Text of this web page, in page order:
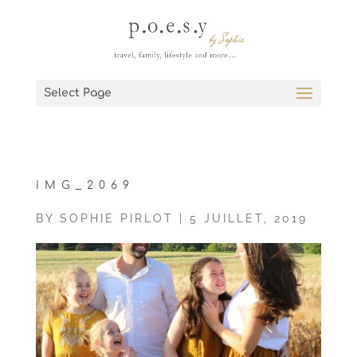
Select Page
IMG_2069
BY SOPHIE PIRLOT 5 JUILLET, 2019